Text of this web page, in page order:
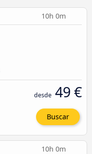
10h 0m
desde 49 €
Buscar
10h 0m